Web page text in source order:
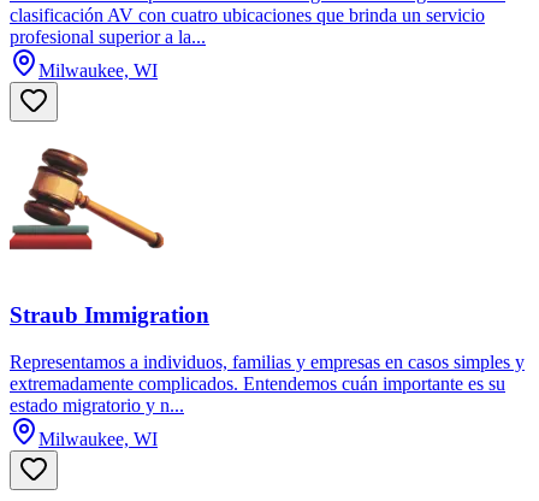
clasificación AV con cuatro ubicaciones que brinda un servicio
profesional superior a la...
Milwaukee, WI
Straub Immigration
Representamos a individuos, familias y empresas en casos simples y
extremadamente complicados. Entendemos cuán importante es su
estado migratorio y n...
Milwaukee, WI